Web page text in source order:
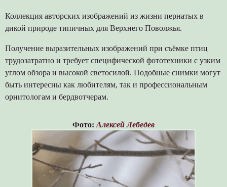
Коллекция авторских изображений из жизни пернатых в
дикой природе типичных для Верхнего Поволжья.
Получение выразительных изображений при съёмке птиц
трудозатратно и требует специфической фототехники с узким
углом обзора и высокой светосилой. Подобные снимки могут
быть интересны как любителям, так и профессиональным
орнитологам и бердвотчерам.
Фото: Алексей Лебедев